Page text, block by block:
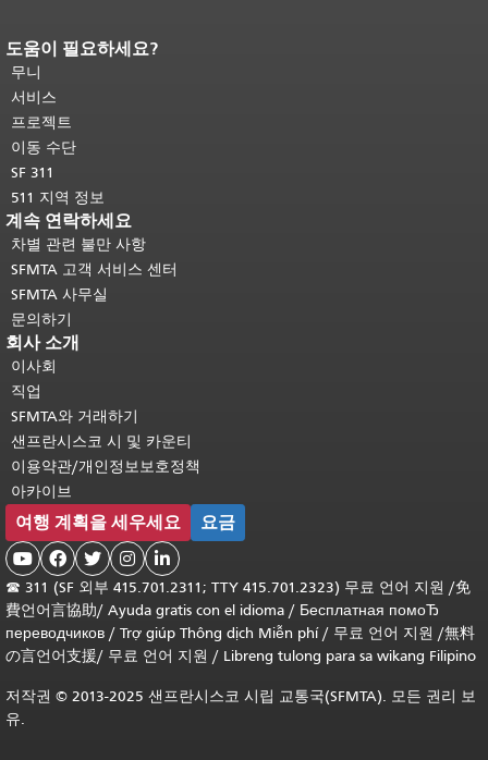
페이지 내용 끝입니다.이 페이지의 나
머지 내용은 모든 페이지에 반복됩니
다.메인 콘텐츠 상단으로 돌아가려면
여기를 클릭하십시오
도움이 필요하세요?
무니
서비스
프로젝트
이동 수단
SF 311
511 지역 정보
계속 연락하세요
차별 관련 불만 사항
SFMTA 고객 서비스 센터
SFMTA 사무실
문의하기
회사 소개
이사회
직업
SFMTA와 거래하기
샌프란시스코 시 및 카운티
이용약관/개인정보보호정책
아카이브
여행 계획을 세우세요 요금
    
☎ 311 (SF 외부 415.701.2311; TTY 415.701.2323) 무료 언어 지원 /免
費언어言協助/ Ayuda gratis con el idioma / Бесплатная помоЂ
переводчиков / Trợ giúp Thông dịch Miễn phí/ 무료 언어 지원 /無料
の言언어支援/ 무료 언어 지원 / Libreng tulong para sa wikang Filipino
저작권 © 2013-2025 샌프란시스코 시립 교통국(SFMTA). 모든 권리 보
유.